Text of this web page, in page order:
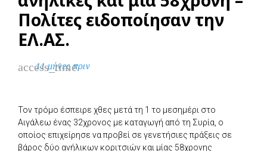
Πολίτες ειδοποίησαν την
ΕΛ.ΑΣ.
access_time
11 μήνες πριν
Τον τρόμο έσπειρε χθες μετά τη 1 το μεσημέρι στο
Αιγάλεω ένας 32χρονος με καταγωγή από τη Συρία, ο
οποίος επιχείρησε να προβεί σε γενετήσιες πράξεις σε
βάρος δύο ανήλικων κοριτσιών και μίας 58χρονης